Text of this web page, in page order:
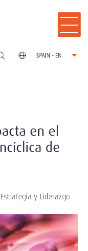
SPAIN - EN
en el
de
y Liderazgo